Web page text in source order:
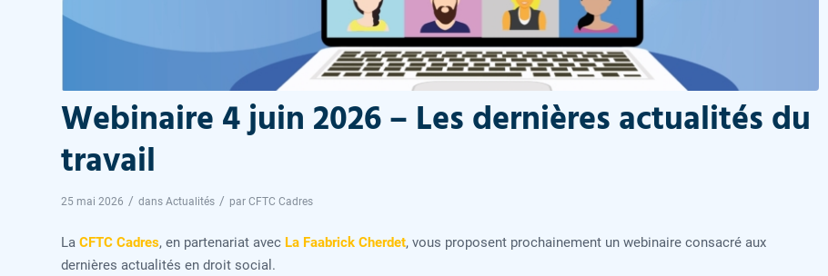
Webinaire 4 juin 2026 – Les dernières actualités du
travail
25 mai 2026 / dans Actualités / par CFTC Cadres
La CFTC Cadres, en partenariat avec La Faabrick Cherdet, vous proposent prochainement un webinaire consacré aux
dernières actualités en droit social.